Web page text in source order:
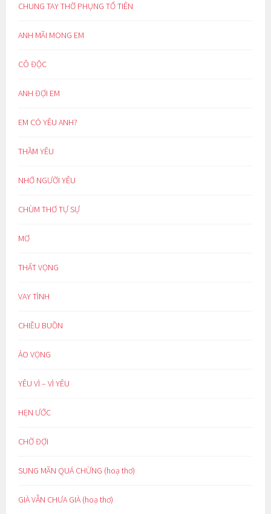
CHUNG TAY THỜ PHỤNG TỔ TIÊN
ANH MÃI MONG EM
CÔ ĐỘC
ANH ĐỢI EM
EM CÓ YÊU ANH?
THẦM YÊU
NHỚ NGƯỜI YÊU
CHÙM THƠ TỰ SỰ
MƠ
THẤT VỌNG
VAY TÌNH
CHIỀU BUỒN
ẢO VỌNG
YÊU VÌ – VÌ YÊU
HẸN ƯỚC
CHỜ ĐỢI
SUNG MÃN QUÁ CHỪNG (hoạ thơ)
GIÀ VẪN CHƯA GIÀ (hoạ thơ)